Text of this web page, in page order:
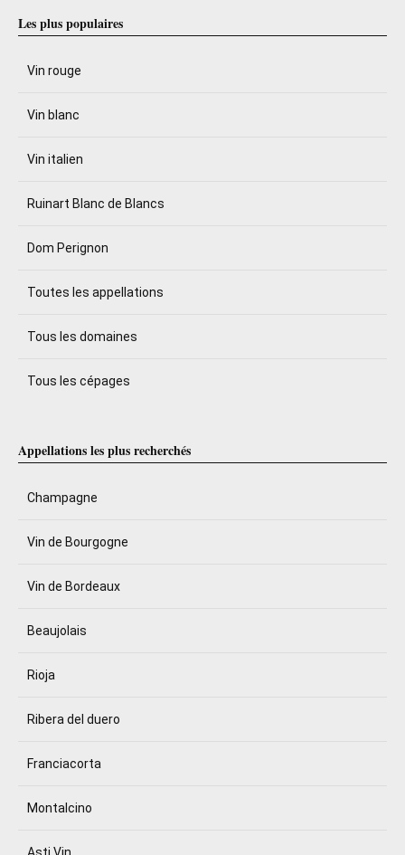
Les plus populaires
Vin rouge
Vin blanc
Vin italien
Ruinart Blanc de Blancs
Dom Perignon
Toutes les appellations
Tous les domaines
Tous les cépages
Appellations les plus recherchés
Champagne
Vin de Bourgogne
Vin de Bordeaux
Beaujolais
Rioja
Ribera del duero
Franciacorta
Montalcino
Asti Vin